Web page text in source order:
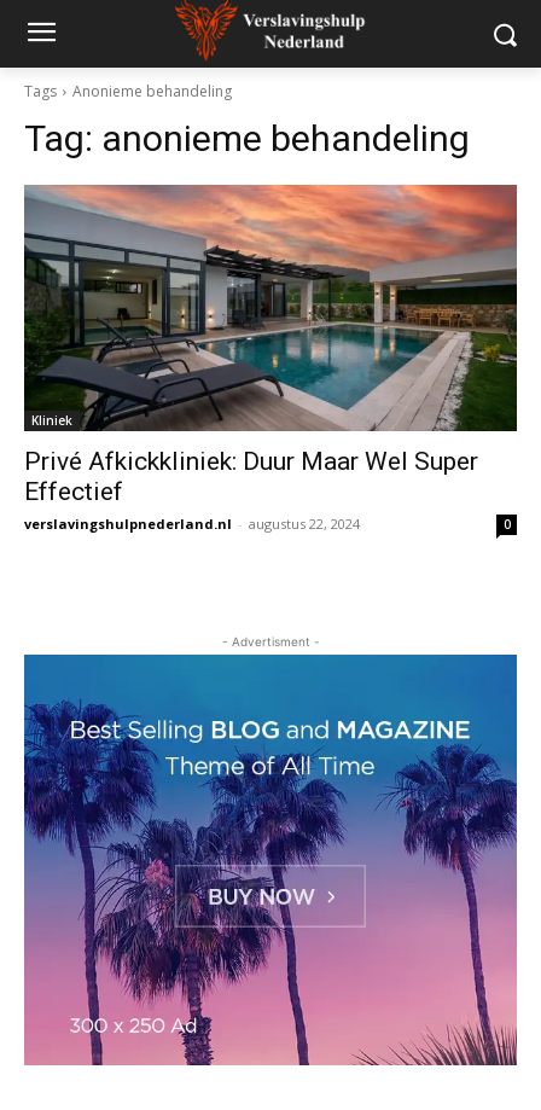
Tags Anonieme behandeling
Tag: anonieme behandeling
Kliniek
Privé Afkickkliniek: Duur Maar Wel Super
Effectief
verslavingshulpnederland.nl - augustus 22, 2024 0
- Advertisment -